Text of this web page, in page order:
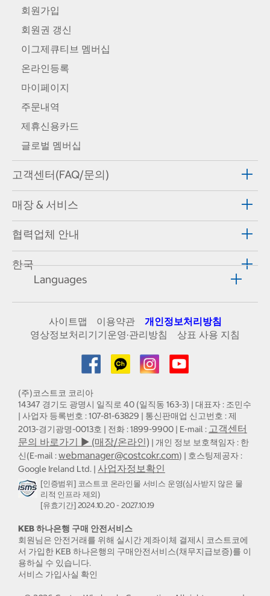
회원가입
회원권 갱신
이그제큐티브 멤버십
온라인등록
마이페이지
주문내역
제휴신용카드
글로벌 멤버십
고객센터(FAQ/문의)
매장 & 서비스
협력업체 안내
한국
Languages
사이트맵 이용약관
개인정보처리방침
영상정보처리기기운영·관리방침
상표 사용 지침
(주)코스트코 코리아
14347 경기도 광명시 일직로 40 (일직동 163-3) | 대표자 : 조민수
| 사업자 등록번호 : 107-81-63829 | 통신판매업 신고번호 : 제
2013-경기광명-0013호 | 전화 : 1899-9900 | E-mail : 고객센터
문의 바로가기 ▶ (매장/온라인) | 개인 정보 보호책임자 : 한
신(E-mail :webmanager@costcokr.com) | 호스팅제공자 :
Google Ireland Ltd. | 사업자정보확인
[인증범위] 코스트코 온라인몰 서비스 운영(심사받지 않은 물
리적 인프라 제외)
[유효기간] 2024.10.20 - 2027.10.19
KEB 하나은행 구매 안전서비스
회원님은 안전거래를 위해 실시간 계좌이체 결제시 코스트코에
서 가입한 KEB 하나은행의 구매안전서비스(채무지급보증)를 이
용하실 수 있습니다.
서비스 가입사실 확인